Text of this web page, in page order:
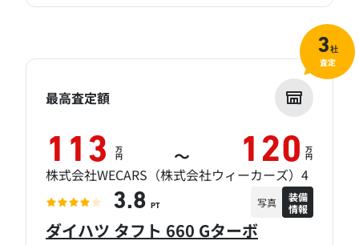
ダイハツ タフト 660 Gターボ
最高査定額
113 万
円 ～ 120 万
円
株式会社WECARS（株式会社ウィーカーズ）4
3.8 PT 写真
装備
情報
3社
査定